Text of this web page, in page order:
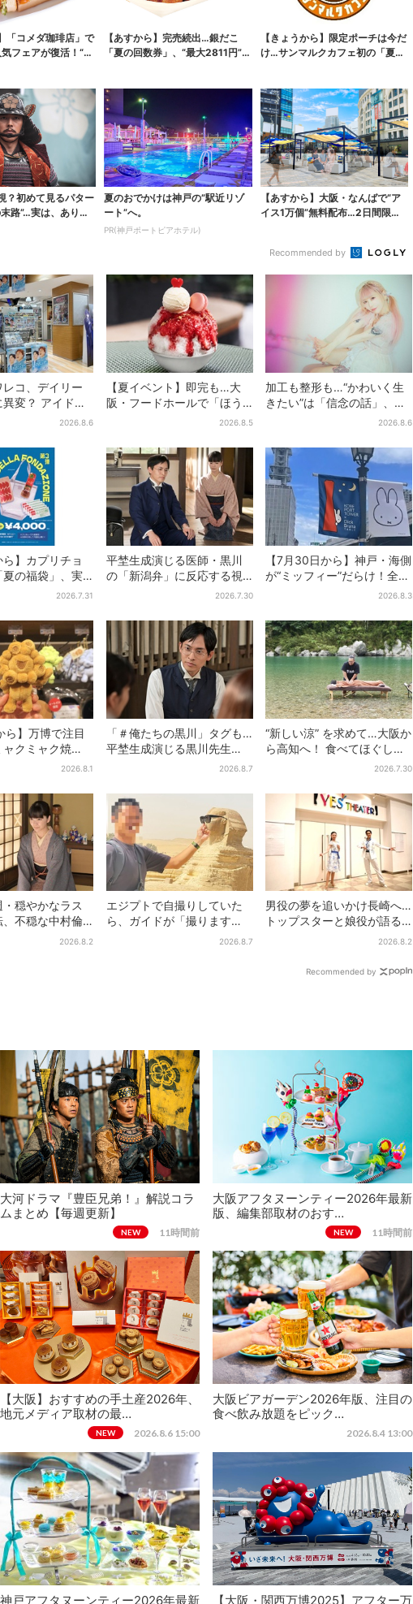
「コメダ珈琲店」で
フェアが復活！“ハ
【あすから】完売続出…銀だこ
「夏の回数券」、“最大2811円”お
【きょうから】限定ポーチは今だ
け…サンマルクカフェ初の「夏福
？初めて見るパター
路”…実は、ありえ
夏のおでかけは神戸の”駅近リゾ
ート”へ。
PR(神戸ポートピアホテル)
【あすから】大阪・なんばで“ア
イス1万個”無料配布…2日間限定
Recommended by
コ、デイリー
変？ アイドル
ユリカ”が1位2026.8.6
【夏イベント】即完も…大
阪・フードホールで「ほう
せき箱」の“限定かき氷”が復
2026.8.5
加工も整形も…“かわいく生
きたい”は「信念の話」、大
森靖子が新作に込めた思い
2026.8.6
ら】カプリチョ
夏の福袋」、実
値段以上の食事券
2026.7.31
平埜生成演じる医師・黒川
の「新潟弁」に反応する視
聴者続出「グッときた」2026.7.30
【7月30日から】神戸・海側
が“ミッフィー”だらけ！全16
施設でパン、スイーツ、ナ
2026.8.3
ら】万博で注目
ャクミャク焼
ズ化！大阪・梅
2026.8.1
「＃俺たちの黒川」タグも…
平埜生成演じる黒川先生
の“退場”にSNS悲鳴「もっと
2026.8.7
“新しい涼” を求めて…大阪か
ら高知へ！ 食べてほぐして
「仁淀ブルー」でととのう
2026.7.30
穏やかなラス
、不穏な中村倫
視聴者期待「い
2026.8.2
エジプトで自撮りしていた
ら、ガイドが「撮ります
よ！」→ノリノリでポーズ2026.8.7
男役の夢を追いかけ長崎へ…
トップスターと娘役が語る
「ハウステンボス歌劇団」
2026.8.2
Recommended by
大河ドラマ『豊臣兄弟！』解説コラ
ムまとめ【毎週更新】
NEW 11時間前
大阪アフタヌーンティー2026年最新
版、編集部取材のおす…
NEW 11時間前
【大阪】おすすめの手土産2026年、
地元メディア取材の最…
NEW 2026.8.6 15:00
大阪ビアガーデン2026年版、注目の
食べ飲み放題をピック…
2026.8.4 13:00
神戸アフタヌーンティー2026年最新 【大阪・関西万博2025】アフター万